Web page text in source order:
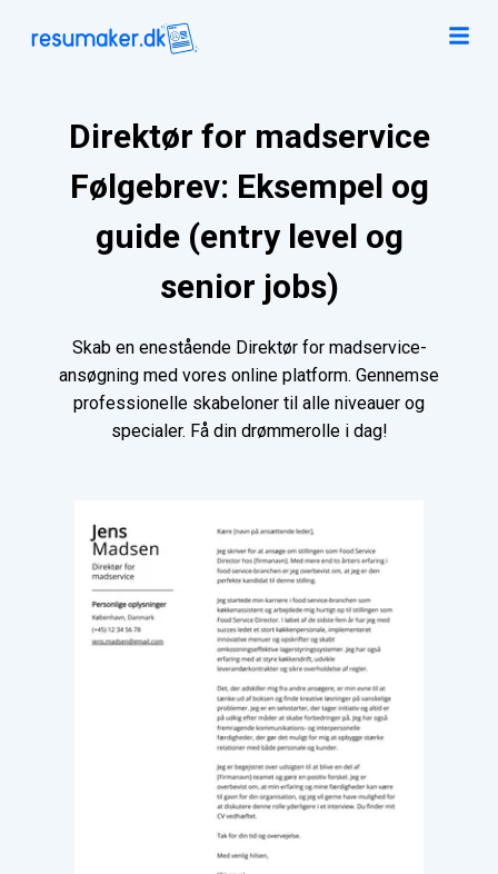
Direktør for madservice
Følgebrev: Eksempel og
guide (entry level og
senior jobs)
Skab en enestående Direktør for madservice-
ansøgning med vores online platform. Gennemse
professionelle skabeloner til alle niveauer og
specialer. Få din drømmerolle i dag!